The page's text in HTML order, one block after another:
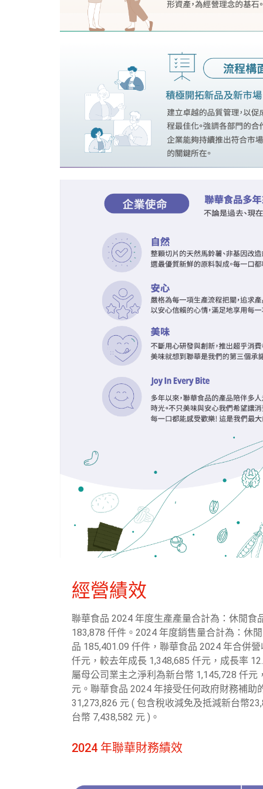
經營績效
聯華食品 2024 年度生產產量合計為：休閒食
183,878 仟件。2024 年度銷售量合計為：休
品 185,401.09 仟件，聯華食品 2024 年合併
仟元，較去年成長 1,348,685 仟元，成長率
屬母公司業主之淨利為新台幣 1,145,728 仟元
元。聯華食品 2024 年接受任何政府財務補助
31,273,826 元 ( 包含稅收減免及抵減新台幣
台幣 7,438,582 元 )。
2024 年聯華財務績效